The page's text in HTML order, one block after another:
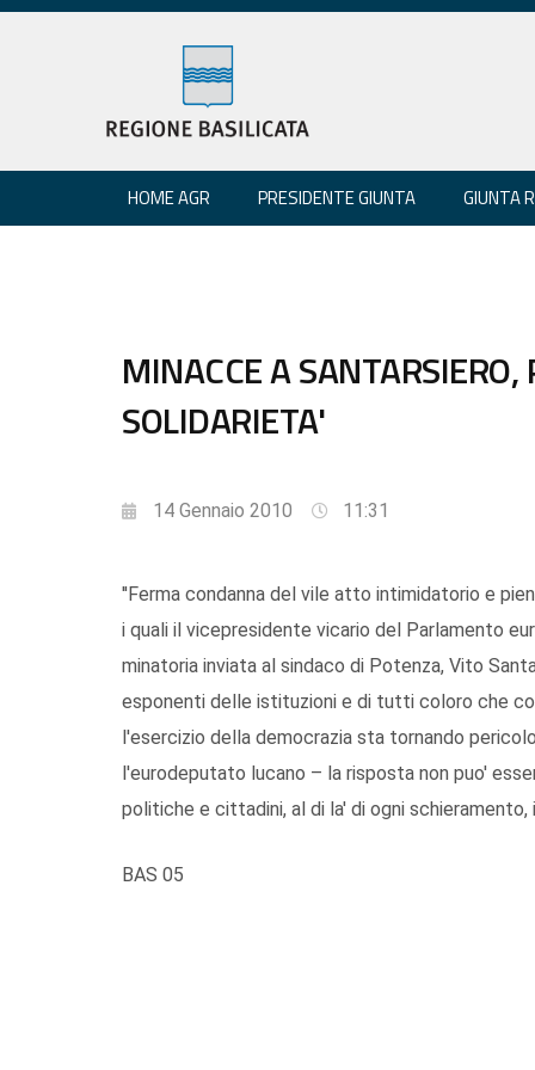
HOME AGR PRESIDENTE GIUNTA GIUNTA
MINACCE A
SOLIDARIETA'
14 Gennaio 2010 11:31
''Ferma condanna del vile atto intimidatorio e
i quali il vicepresidente vicario del Parlamento
minatoria inviata al sindaco di Potenza, Vito
esponenti delle istituzioni e di tutti coloro che
l'esercizio della democrazia sta tornando
l'eurodeputato lucano – la risposta non puo'
politiche e cittadini, al di la' di ogni
BAS 05